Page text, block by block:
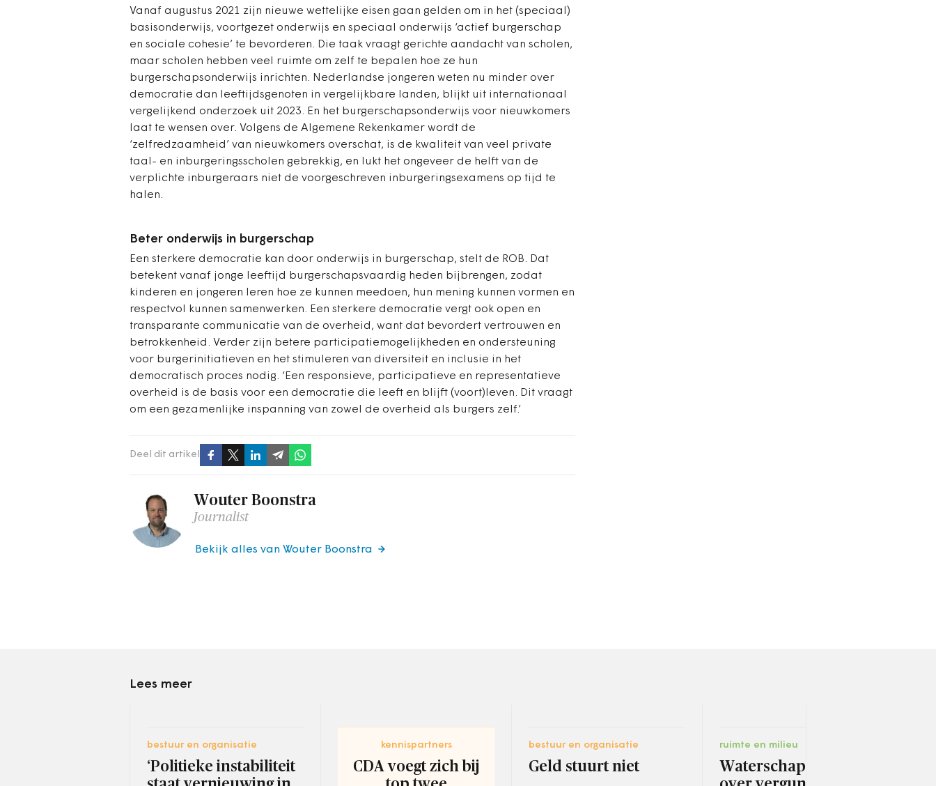
Vanaf augustus 2021 zijn nieuwe wettelijke eisen gaan gelden om in het (speciaal)
basisonderwijs, voortgezet onderwijs en speciaal onderwijs ‘actief burgerschap
en sociale cohesie’ te bevorderen. Die taak vraagt gerichte aandacht van scholen,
maar scholen hebben veel ruimte om zelf te bepalen hoe ze hun
burgerschapsonderwijs inrichten. Nederlandse jongeren weten nu minder over
democratie dan leeftijdsgenoten in vergelijkbare landen, blijkt uit internationaal
vergelijkend onderzoek uit 2023. En het burgerschapsonderwijs voor nieuwkomers
laat te wensen over. Volgens de Algemene Rekenkamer wordt de
‘zelfredzaamheid’ van nieuwkomers overschat, is de kwaliteit van veel private
taal- en inburgeringsscholen gebrekkig, en lukt het ongeveer de helft van de
verplichte inburgeraars niet de voorgeschreven inburgeringsexamens op tijd te
halen.
Beter onderwijs in burgerschap
Een sterkere democratie kan door onderwijs in burgerschap, stelt de ROB. Dat
betekent vanaf jonge leeftijd burgerschapsvaardig heden bijbrengen, zodat
kinderen en jongeren leren hoe ze kunnen meedoen, hun mening kunnen vormen en
respectvol kunnen samenwerken. Een sterkere democratie vergt ook open en
transparante communicatie van de overheid, want dat bevordert vertrouwen en
betrokkenheid. Verder zijn betere participatiemogelijkheden en ondersteuning
voor burgerinitiatieven en het stimuleren van diversiteit en inclusie in het
democratisch proces nodig. ‘Een responsieve, participatieve en representatieve
overheid is de basis voor een democratie die leeft en blijft (voort)leven. Dit vraagt
om een gezamenlijke inspanning van zowel de overheid als burgers zelf.’
Deel dit artikel
Wouter Boonstra
Journalist
Bekijk alles van Wouter Boonstra
Lees meer
bestuur en organisatie
‘Politieke instabiliteit
kennispartners
CDA voegt zich bij
bestuur en organisatie
Geld stuurt niet
ruimte en milieu
Waterschap bezorgd